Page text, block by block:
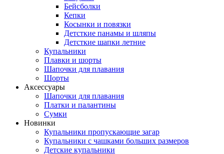
Бейсболки
Кепки
Косынки и повязки
Детсткие панамы и шляпы
Детсткие шапки летние
Купальники
Плавки и шорты
Шапочки для плавания
Шорты
Аксессуары
Шапочки для плавания
Платки и палантины
Сумки
Новинки
Купальники пропускающие загар
Купальники с чашками больших размеров
Детские купальники